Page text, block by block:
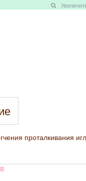
проталкивания